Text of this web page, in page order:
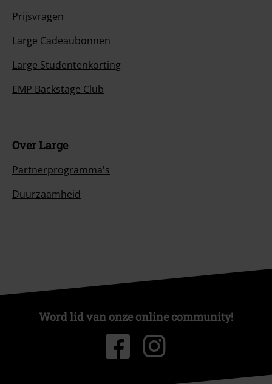
Prijsvragen
Large Cadeaubonnen
Large Studentenkorting
EMP Backstage Club
Over Large
Partnerprogramma's
Duurzaamheid
Word lid van onze online community!